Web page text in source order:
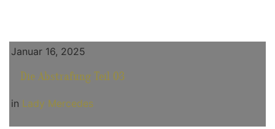
Januar 16, 2025
Die Abstrafung Teil 03
in Lady Mercedes